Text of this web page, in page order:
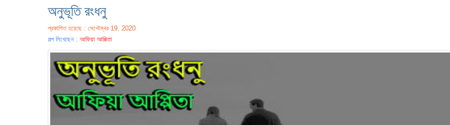
অনুভূতি রংধনু
প্রকাশিত হয়েছে : সেপ্টেম্বর 19, 2020
গল্প লিখেছেন : আফিয়া আপ্পিতা